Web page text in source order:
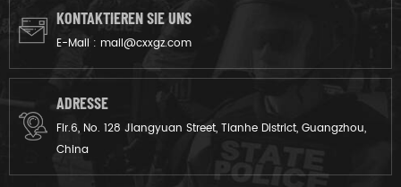
KONTAKTIEREN SIE UNS
E-Mail : mail@cxxgz.com
ADRESSE
Flr.6, No. 128 Jiangyuan Street, Tianhe District, Guangzhou,
China